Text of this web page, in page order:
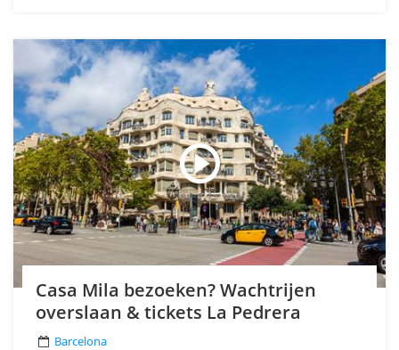
Casa Mila bezoeken? Wachtrijen
overslaan & tickets La Pedrera
Barcelona